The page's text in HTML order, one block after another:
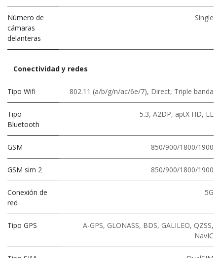
Número de
cámaras
delanteras
Single
Conectividad y redes
Tipo Wifi 802.11 (a/b/g/n/ac/6e/7), Direct, Triple banda
Tipo
Bluetooth
5.3, A2DP, aptX HD, LE
GSM 850/900/1800/1900
GSM sim 2 850/900/1800/1900
Conexión de
red
5G
Tipo GPS
A-GPS, GLONASS, BDS, GALILEO, QZSS,
NavIC